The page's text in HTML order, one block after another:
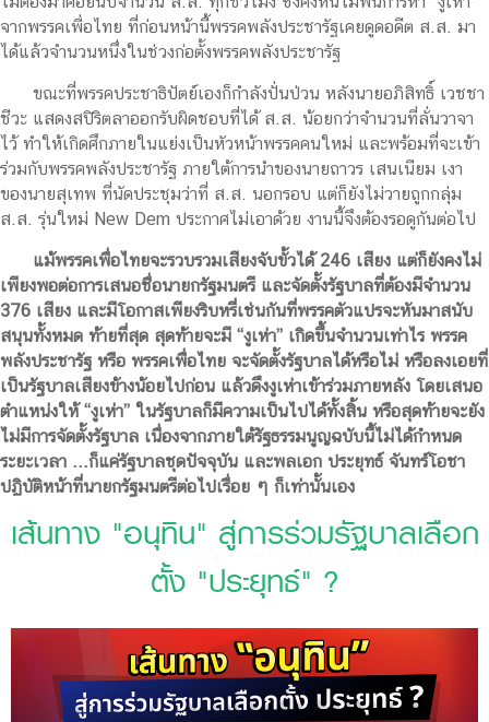
จากพรรคเพื่อไทย ที่ก่อนหน้านี้พรรคพลังประชารัฐเคยดูดอดีต ส.ส. มา
ได้แล้วจำนวนหนึ่งในช่วงก่อตั้งพรรคพลังประชารัฐ
ขณะที่พรรคประชาธิปัตย์เองก็กำลังปั่นป่วน หลังนายอภิสิทธิ์ เวชชา
ชีวะ แสดงสปิริตลาออกรับผิดชอบที่ได้ ส.ส. น้อยกว่าจำนวนที่ลั่นวาจา
ไว้ ทำให้เกิดศึกภายในแย่งเป็นหัวหน้าพรรคคนใหม่ และพร้อมที่จะเข้า
ร่วมกับพรรคพลังประชารัฐ ภายใต้การนำของนายถาวร เสนเนียม เงา
ของนายสุเทพ ที่นัดประชุมว่าที่ ส.ส. นอกรอบ แต่ก็ยังไม่วายถูกกลุ่ม
ส.ส. รุ่นใหม่ New Dem ประกาศไม่เอาด้วย งานนี้จึงต้องรอดูกันต่อไป
แม้พรรคเพื่อไทยจะรวบรวมเสียงจับขั้วได้ 246 เสียง แต่ก็ยังคงไม่
เพียงพอต่อการเสนอชื่อนายกรัฐมนตรี และจัดตั้งรัฐบาลที่ต้องมีจำนวน
376 เสียง และมีโอกาสเพียงริบหรี่เช่นกันที่พรรคตัวแปรจะหันมาสนับ
สนุนทั้งหมด ท้ายที่สุด สุดท้ายจะมี “งูเห่า” เกิดขึ้นจำนวนเท่าไร พรรค
พลังประชารัฐ หรือ พรรคเพื่อไทย จะจัดตั้งรัฐบาลได้หรือไม่ หรือลงเอยที่
เป็นรัฐบาลเสียงข้างน้อยไปก่อน แล้วดึงงูเห่าเข้าร่วมภายหลัง โดยเสนอ
ตำแหน่งให้ “งูเห่า” ในรัฐบาลก็มีความเป็นไปได้ทั้งสิ้น หรือสุดท้ายจะยัง
ไม่มีการจัดตั้งรัฐบาล เนื่องจากภายใต้รัฐธรรมนูญฉบับนี้ไม่ได้กำหนด
ระยะเวลา ...ก็แค่รัฐบาลชุดปัจจุบัน และพลเอก ประยุทธ์ จันทร์โอชา
ปฏิบัติหน้าที่นายกรัฐมนตรีต่อไปเรื่อย ๆ ก็เท่านั้นเอง
เส้นทาง "อนุทิน" สู่การร่วมรัฐบาลเลือก
ตั้ง "ประยุทธ์" ?